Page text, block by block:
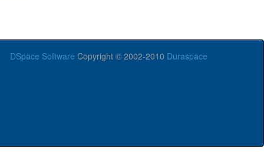
DSpace Software Copyright © 2002-2010 Duraspace